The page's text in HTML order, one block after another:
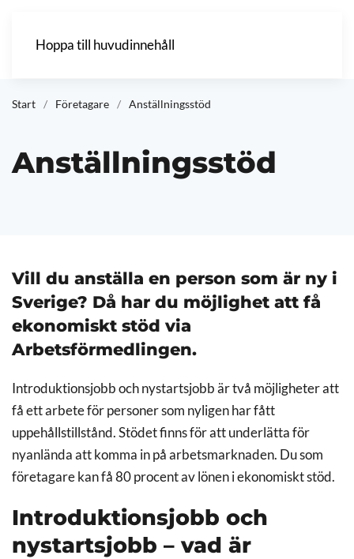
Hoppa till huvudinnehåll
Start Företagare Anställningsstöd
Anställningsstöd
Vill du anställa en person som är ny i
Sverige? Då har du möjlighet att få
ekonomiskt stöd via
Arbetsförmedlingen.
Introduktionsjobb och nystartsjobb är två möjligheter att
få ett arbete för personer som nyligen har fått
uppehållstillstånd. Stödet finns för att underlätta för
nyanlända att komma in på arbetsmarknaden. Du som
företagare kan få 80 procent av lönen i ekonomiskt stöd.
Introduktionsjobb och
nystartsjobb – vad är